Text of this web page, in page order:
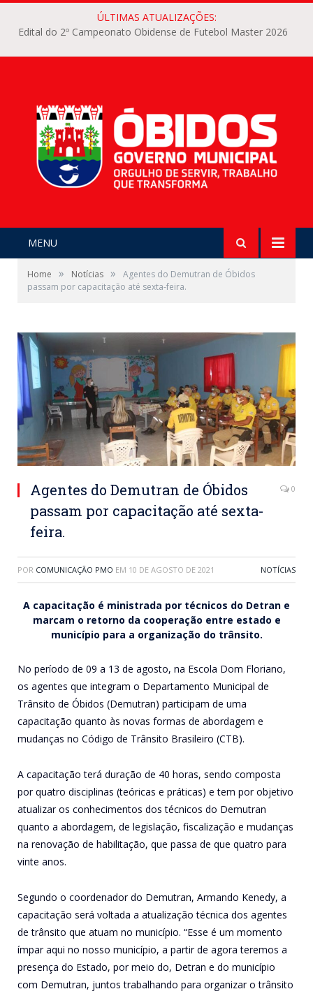
ÚLTIMAS ATUALIZAÇÕES:
Edital do 2º Campeonato Obidense de Futebol Master 2026
MENU
Home » Notícias »
Agentes do Demutran de Óbidos
passam por capacitação até sexta-feira.
Agentes do Demutran de Óbidos
passam por capacitação até sexta-
feira.
0
POR COMUNICAÇÃO PMO EM 10 DE AGOSTO DE 2021 NOTÍCIAS
A capacitação é ministrada por técnicos do Detran e
marcam o retorno da cooperação entre estado e
município para a organização do trânsito.
No período de 09 a 13 de agosto, na Escola Dom Floriano,
os agentes que integram o Departamento Municipal de
Trânsito de Óbidos (Demutran) participam de uma
capacitação quanto às novas formas de abordagem e
mudanças no Código de Trânsito Brasileiro (CTB).
A capacitação terá duração de 40 horas, sendo composta
por quatro disciplinas (teóricas e práticas) e tem por objetivo
atualizar os conhecimentos dos técnicos do Demutran
quanto a abordagem, de legislação, fiscalização e mudanças
na renovação de habilitação, que passa de que quatro para
vinte anos.
Segundo o coordenador do Demutran, Armando Kenedy, a
capacitação será voltada a atualização técnica dos agentes
de trânsito que atuam no município. “Esse é um momento
ímpar aqui no nosso município, a partir de agora teremos a
presença do Estado, por meio do, Detran e do município
com Demutran, juntos trabalhando para organizar o trânsito